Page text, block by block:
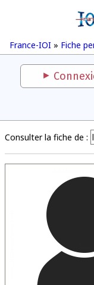
France-IOI » Fiche
Consulter la fiche de :